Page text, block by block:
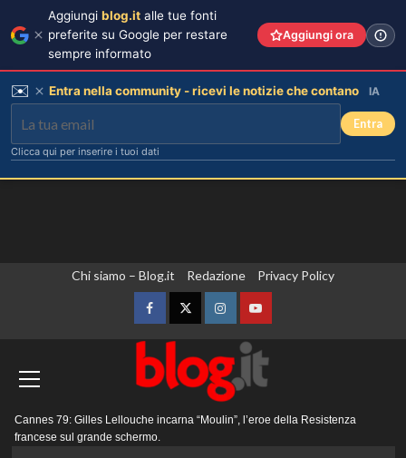
Chi siamo – Blog.it Redazione Privacy Policy
FacebookTwitterInstagramYouTube
principale
Cannes 79: Gilles Lellouche incarna “Moulin”, l’eroe della Resistenza
francese sul grande schermo.
Aggiungi blog.it alle tue fonti
preferite su Google per restare
sempre informato
Aggiungi ora
✉️ Entra nella community - ricevi le notizie che contano IA
Entra
Clicca qui per inserire i tuoi dati